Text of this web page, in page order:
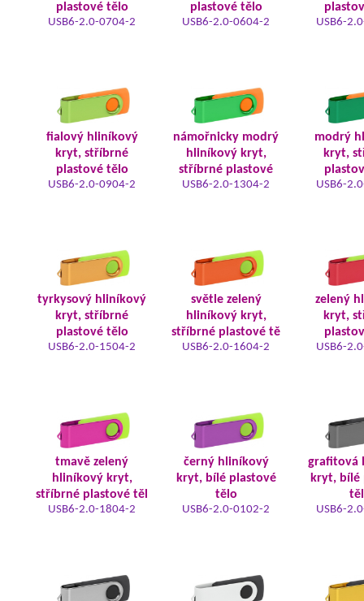
plastové tělo
USB6-2.0-0704-2
plastové tělo
USB6-2.0-0604-2 USB6-
fialový hliníkový
kryt, stříbrné
plastové tělo
USB6-2.0-0904-2
námořnicky modrý
hliníkový kryt,
stříbrné plastové
USB6-2.0-1304-2
modrý
kryt,
USB6-
tyrkysový hliníkový
kryt, stříbrné
plastové tělo
USB6-2.0-1504-2
světle zelený
hliníkový kryt,
stříbrné plastové tě
USB6-2.0-1604-2
zelený
kryt,
USB6-
tmavě zelený
hliníkový kryt,
stříbrné plastové těl
USB6-2.0-1804-2
černý hliníkový
kryt, bílé plastové
tělo
USB6-2.0-0102-2
grafitová
kryt, bílé
USB6-